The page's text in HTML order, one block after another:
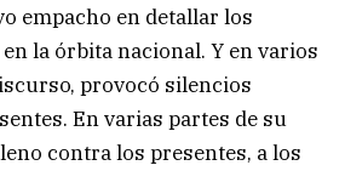
empacho en detallar los
la órbita nacional. Y en varios
provocó silencios
En varias partes de su
contra los presentes, a los